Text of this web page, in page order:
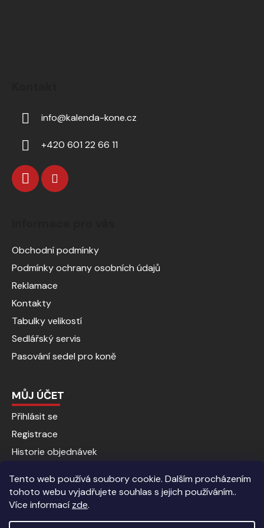
Tento web používá soubory cookie. Dalším procházením
tohoto webu vyjadřujete souhlas s jejich používáním..
Více informací zde.
info@kalenda-kone.cz
+420 601 22 66 11
Obchodní podmínky
Podmínky ochrany osobních údajů
Reklamace
Kontakty
Tabulky velikostí
Sedlářský servis
Pasování sedel pro koně
MŮJ ÚČET
Přihlásit se
Registrace
Historie objednávek